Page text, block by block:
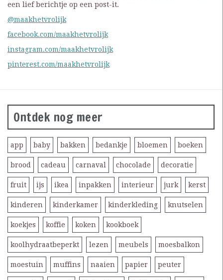
een lief berichtje op een post-it.
@maakhetvrolijk
facebook.com/maakhetvrolijk
instagram.com/maakhetvrolijk
pinterest.com/maakhetvrolijk
Ontdek nog meer
app baby bakken bedankje bloemen boeken
brood cadeau carnaval chocolade decoratie
fruit ijs ikea inpakken interieur jurk kerst
kinderen kinderkamer kinderkleding knutselen
koekjes koffie koken kookboek
koolhydraatbeperkt lezen meubels moesbalkon
moestuin muffins naaien papier peuter